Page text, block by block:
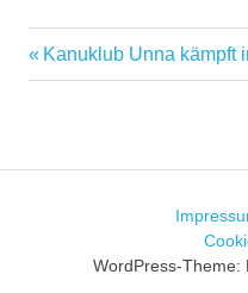
Deutschland-
Kanuklub
Vorheriger
Beitrag:
Kanuklub Unna kämpft
WordPress-Theme: